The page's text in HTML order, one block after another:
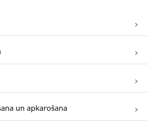
un apkarošana